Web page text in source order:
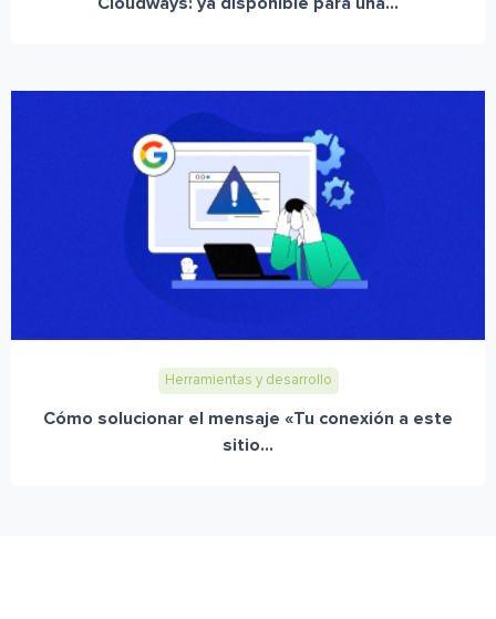
Herramientas y desarrollo
Cómo solucionar el mensaje «Tu conexión a este
sitio...